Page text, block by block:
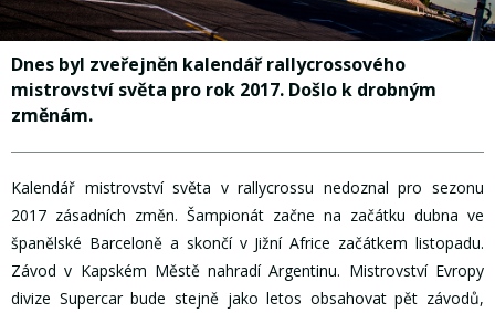
Dnes byl zveřejněn kalendář rallycrossového
mistrovství světa pro rok 2017. Došlo k drobným
změnám.
Kalendář mistrovství světa v rallycrossu nedoznal pro sezonu
2017 zásadních změn. Šampionát začne na začátku dubna ve
španělské Barceloně a skončí v Jižní Africe začátkem listopadu.
Závod v Kapském Městě nahradí Argentinu. Mistrovství Evropy
divize Supercar bude stejně jako letos obsahovat pět závodů,